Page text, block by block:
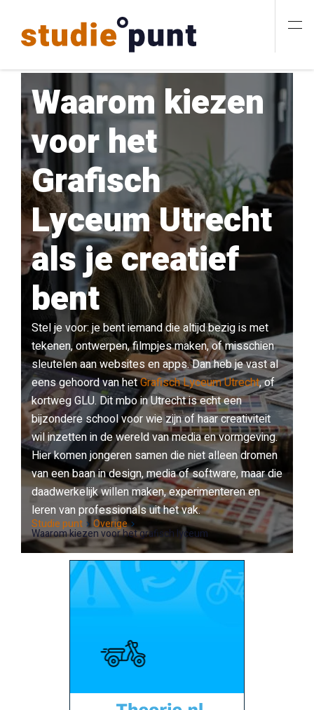
Waarom kiezen
voor het
Grafisch
Lyceum Utrecht
als je creatief
bent
Stel je voor: je bent iemand die altijd bezig is met
tekenen, ontwerpen, filmpjes maken, of misschien
sleutelen aan websites en apps. Dan heb je vast al
eens gehoord van hetGrafisch Lyceum Utrecht, of
kortweg GLU. Dit mbo in Utrecht is echt een
bijzondere school voor wie zijn of haar creativiteit
wil inzetten in de wereld van media en vormgeving.
Hier komen jongeren samen die niet alleen dromen
van een baan in design, media of software, maar die
daadwerkelijk willen maken, experimenteren en
leren van professionals uit het vak.
Studie punt Overige
Waarom kiezen voor het grafisch lyceum